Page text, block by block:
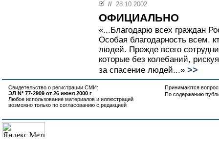
// 28.10.2002
ОФИЦИАЛЬНО
«...Благодарю всех граждан
Особая благодарность всем,
людей. Прежде всего
которые без колебаний,
за спасение людей...» >>
Свидетельство о регистрации СМИ:
ЭЛ N° 77-2909 от 26 июня 2000 г
Любое использование материалов и иллюстраций
возможно только по согласованию с редакцией
Принимаются
По содержанию